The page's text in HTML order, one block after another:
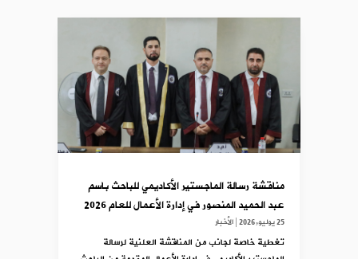
مناقشة رسالة الماجستير الأكاديمي للباحث باسم
عبد الحميد المنصور في إدارة الأعمال للعام 2026
25 يوليو,2026 |الأخبار
تغطية خاصة لجانب من المناقشة العلنية لرسالة